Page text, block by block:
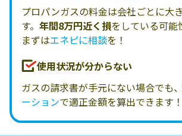
プロパンガスの料金は会社ごとに大
す。 年間8万円近く損をしている可能
まずはエネピに相談を！
使用状況が分からない
ガスの請求書が手元にない場合でも、
ーションで適正金額を算出できます！